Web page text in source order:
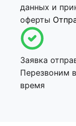
данных и
оферты
Заявка
Перезвоним
время